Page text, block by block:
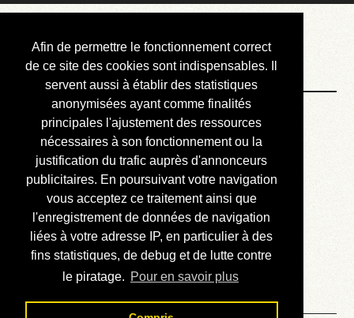
Afin de permettre le fonctionnement correct
de ce site des cookies sont indispensables. Il
servent aussi à établir des statistiques
anonymisées ayant comme finalités
principales l'ajustement des ressources
nécessaires à son fonctionnement ou la
justification du trafic auprès d'annonceurs
publicitaires. En poursuivant votre navigation
vous acceptez ce traitement ainsi que
l'enregistrement de données de navigation
liées à votre adresse IP, en particulier à des
fins statistiques, de debug et de lutte contre
le piratage. Pour en savoir plus
Courbis, « LE »
Blog Officiel
Bienvenue
Réalisations
Divers (et d’été)
Annonces
Liens externes
Téléchargement
Contact